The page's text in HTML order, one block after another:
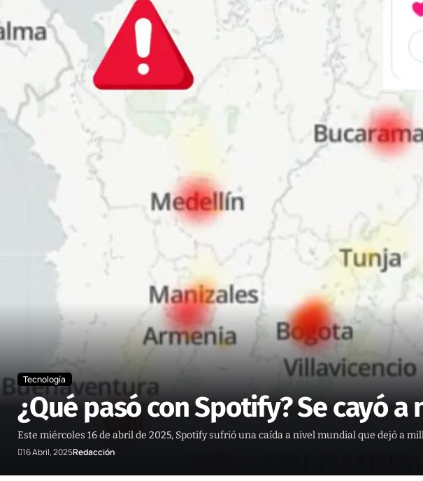
Tecnología
¿Qué pasó con Spotify? Se cayó
Este miércoles 16 de abril de 2025, Spotify sufrió una caída a nivel mundial que dejó a
16 Abril, 2025Redacción